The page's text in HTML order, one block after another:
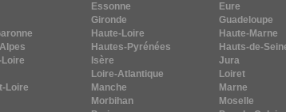
Essonne Eure
Gironde Guadeloupe
Haute-Loire Haute-Marne
Hautes-Pyrénées Hauts-de-
Loire Isère Jura
Loire-Atlantique Loiret
Loire Manche Marne
Morbihan Moselle